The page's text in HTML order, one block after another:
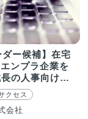
ダー候補】在宅
ンプラ企業を
の人事向け
クセス
会社